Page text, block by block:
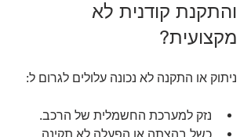
והתקנת קודנית לא
מקצועית?
ניתוק או התקנה לא נכונה עלולים לגרום ל:
נזק למערכת החשמלית של הרכב.